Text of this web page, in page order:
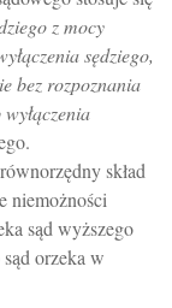
z mocy
sędziego,
bez rozpoznania
skład
niemożności
sąd wyższego
orzeka w